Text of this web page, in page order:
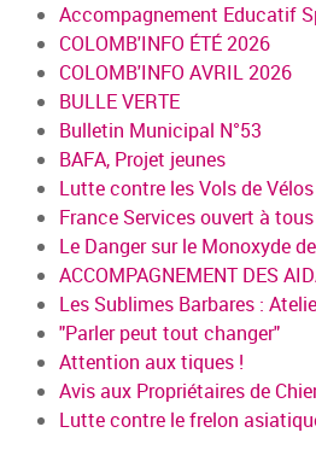
Accompagnement Educatif
COLOMB'INFO ÉTÉ 2026
COLOMB'INFO AVRIL 2026
BULLE VERTE
Bulletin Municipal N°53
BAFA, Projet jeunes
Lutte contre les Vols de Vélos
France Services ouvert à tous
Le Danger sur le Monoxyde
ACCOMPAGNEMENT DES
Les Sublimes Barbares :
"Parler peut tout changer"
Attention aux tiques !
Avis aux Propriétaires de
Lutte contre le frelon